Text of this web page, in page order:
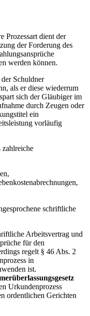
Prozessart dient der
der Forderung des
werden können.
Schuldner
als er diese wiederrum
sich der Gläubiger im
durch Zeugen oder
ein
vorläufig
zahlreiche
schriftliche
Arbeitsvertrag und
für den
regelt § 46 Abs. 2
in
ist.
Urkundenprozess
ordentlichen Gerichten